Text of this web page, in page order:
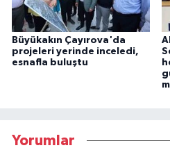
Büyükakın Çayırova'da
projeleri yerinde inceledi,
esnafla buluştu
Yorumlar